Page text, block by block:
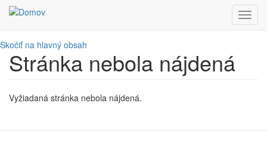
Skočiť na hlavný obsah
Stránka nebola nájdená
Vyžiadaná stránka nebola nájdená.